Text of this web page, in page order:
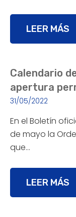
LEER MÁS
Calendario
apertura
31/05/2022
En el Boletín
de mayo la
que…
LEER MÁS